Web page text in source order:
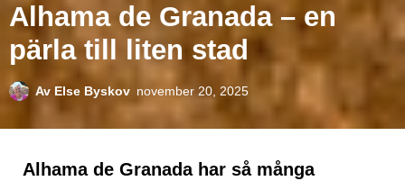
Alhama de Granada – en
pärla till liten stad
Av Else Byskov november 20, 2025
Alhama de Granada har så många